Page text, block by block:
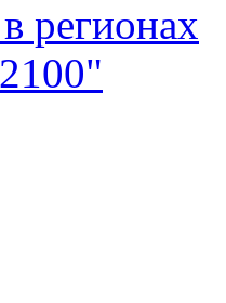
регионах